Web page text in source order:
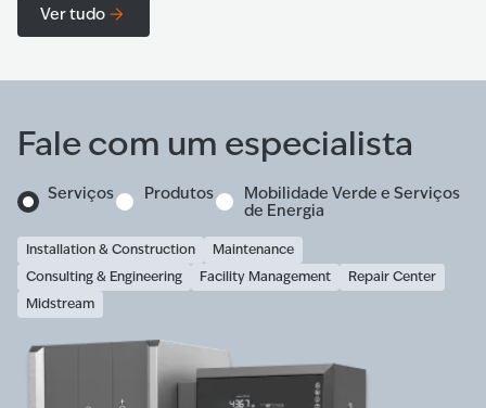
Ver tudo
Fale com um especialista
Serviços Produtos
Mobilidade Verde e Serviços
de Energia
Installation & Construction
Maintenance
Consulting & Engineering
Facility Management
Repair Center
Midstream